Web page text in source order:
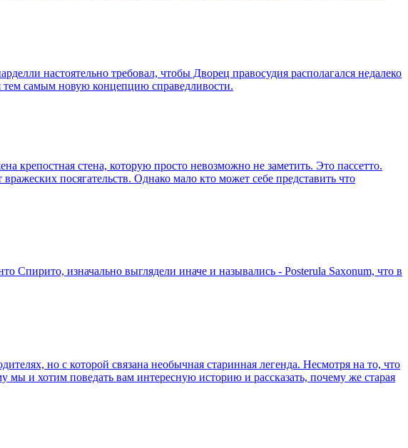
настоятельно требовал, чтобы Дворец правосудия располагался недалеко
тем самым новую концепцию справедливости.
крепостная стена, которую просто невозможно не заметить. Это пассетто.
посягательств. Однако мало кто может себе представить что
Спирито, изначально выглядели иначе и назывались - Posterula Saxonum, что в
но с которой связана необычная старинная легенда. Несмотря на то, что
мы и хотим поведать вам интересную историю и рассказать, почему же старая